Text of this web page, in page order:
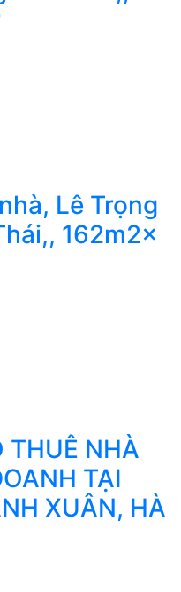
Lê Trọng
162m2x
THUÊ NHÀ
TẠI
XUÂN, HÀ